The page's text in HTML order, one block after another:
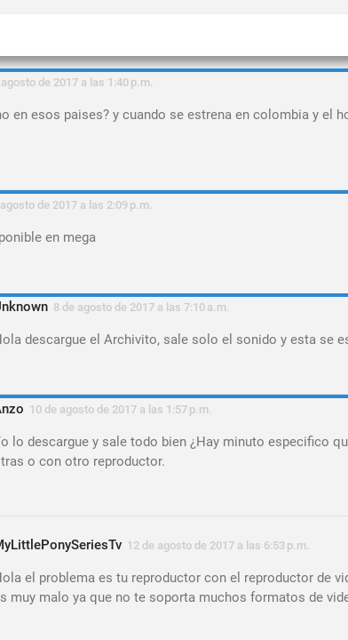
de 2017 a las 1:40 p.m.
en esos paises? y cuando se estrena en colombia y el
de 2017 a las 2:09 p.m.
en mega
8 de agosto de 2017 a las 7:10 a.m.
descargue el Archivito, sale solo el sonido y esta se
10 de agosto de 2017 a las 1:57 p.m.
lo descargue y sale todo bien ¿Hay minuto especifico
o con otro reproductor.
12 de agosto de 2017 a las 6:53 p.m.
el problema es tu reproductor con el reproductor de
muy malo ya que no te soporta muchos formatos de